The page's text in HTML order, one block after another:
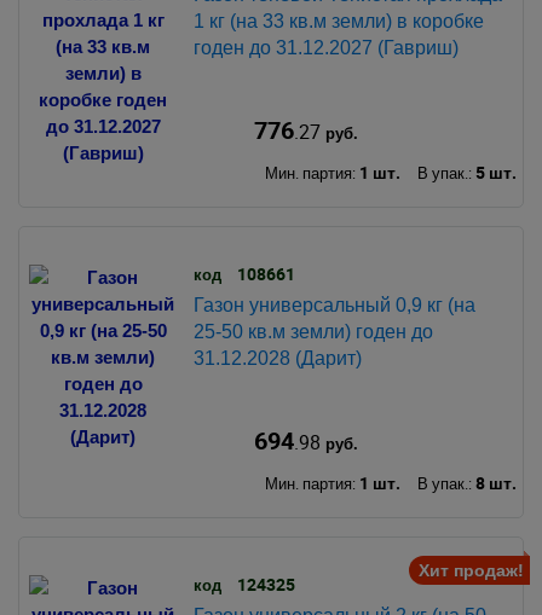
1 кг (на 33 кв.м земли) в коробке
годен до 31.12.2027 (Гавриш)
776.27 руб.
Мин. партия: 1 шт. В упак.: 5 шт.
код 108661
Газон универсальный 0,9 кг (на
25-50 кв.м земли) годен до
31.12.2028 (Дарит)
694.98 руб.
Мин. партия: 1 шт. В упак.: 8 шт.
Хит продаж!
код 124325